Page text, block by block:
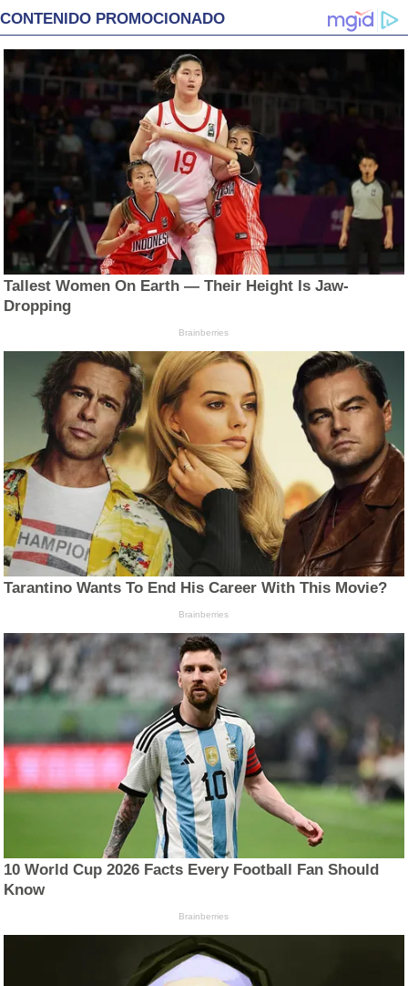
CONTENIDO PROMOCIONADO
Tallest Women On Earth — Their Height Is Jaw-
Dropping
Brainberries
Tarantino Wants To End His Career With This Movie?
Brainberries
10 World Cup 2026 Facts Every Football Fan Should
Know
Brainberries